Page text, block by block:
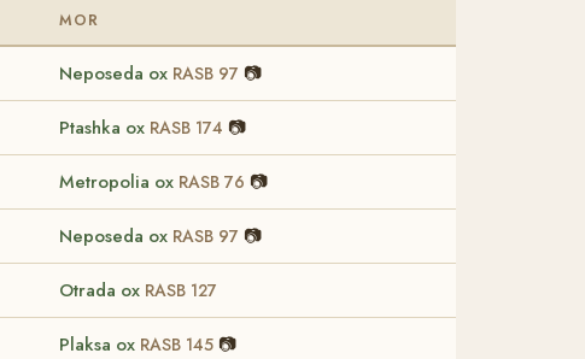
MOR
Neposeda ox RASB 97 📷
Ptashka ox RASB 174 📷
Metropolia ox RASB 76 📷
Neposeda ox RASB 97 📷
Otrada ox RASB 127
Plaksa ox RASB 145 📷